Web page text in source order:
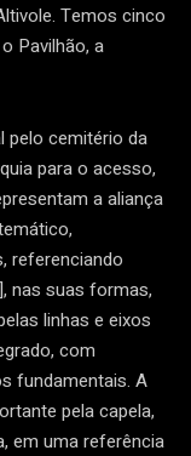
Temos cinco
Pavilhão, a
pelo cemitério da
para o acesso,
a aliança
referenciando
nas suas formas,
linhas e eixos
com
fundamentais. A
pela capela,
em uma referência